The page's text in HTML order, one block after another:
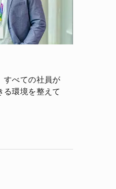
すべての社員が
る環境を整えて